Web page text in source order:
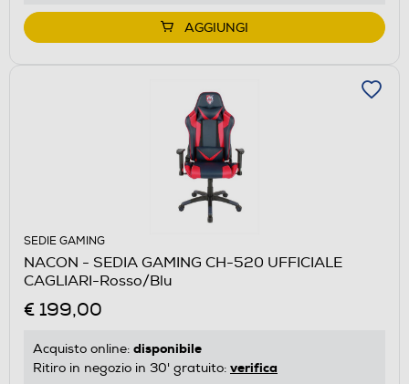
AGGIUNGI
SEDIE GAMING
NACON - SEDIA GAMING CH-520 UFFICIALE
CAGLIARI-Rosso/Blu
€ 199,00
Acquisto online: disponibile
Ritiro in negozio in 30' gratuito: verifica